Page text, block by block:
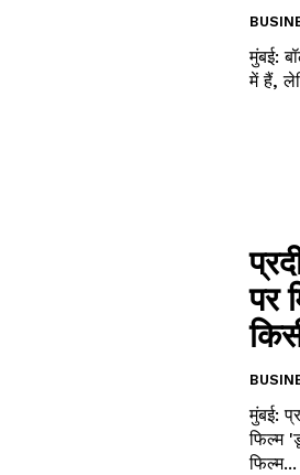
मुंबई:
में हैं,
पर
मुंबई:
फिल्म
फिल्म...